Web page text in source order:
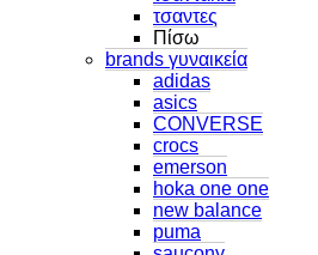
τσαντες
Πίσω
brands γυναικεία
adidas
asics
CONVERSE
crocs
emerson
hoka one one
new balance
puma